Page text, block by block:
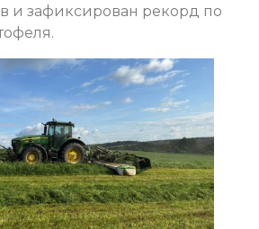
и зафиксирован рекорд по